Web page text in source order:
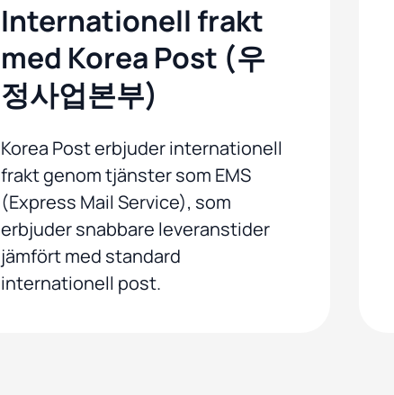
Internationell frakt
med Korea Post (우
정사업본부)
Korea Post erbjuder internationell
frakt genom tjänster som EMS
(Express Mail Service), som
erbjuder snabbare leveranstider
jämfört med standard
internationell post.